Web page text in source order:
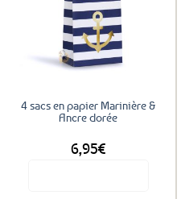
4 sacs en papier Marinière &
Ancre dorée
6,95€